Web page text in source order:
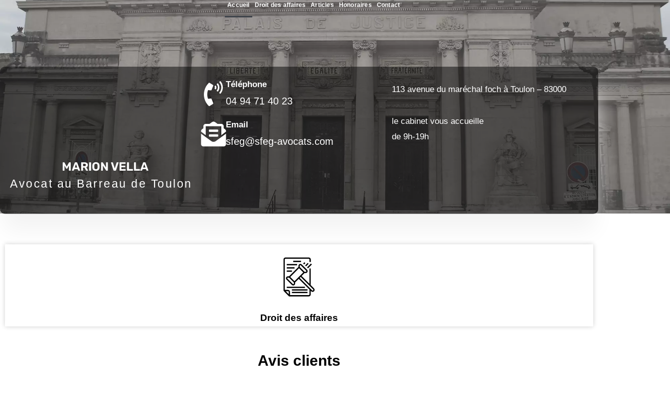
contenu
Accueil Droit des affaires Articles Honoraires Contact 04 94 71 40 23
MARION VELLA
Avocat au Barreau de Toulon
Téléphone
04 94 71 40 23
Email
sfeg@sfeg-avocats.com
113 avenue du maréchal foch à Toulon – 83000
le cabinet vous accueille
de 9h-19h
Droit des affaires
Avis clients